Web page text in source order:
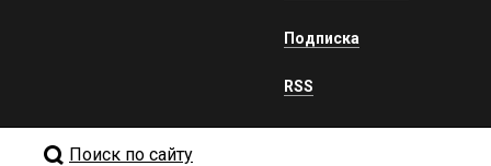
Подписка
RSS
Поиск по сайту